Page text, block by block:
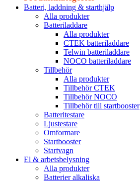
Batteri, laddning & starthjälp
Alla produkter
Batteriladdare
Alla produkter
CTEK batteriladdare
Telwin batteriladdare
NOCO batteriladdare
Tillbehör
Alla produkter
Tillbehör CTEK
Tillbehör NOCO
Tillbehör till startbooster
Batteritestare
Ljustestare
Omformare
Startbooster
Startvagn
El & arbetsbelysning
Alla produkter
Batterier alkaliska